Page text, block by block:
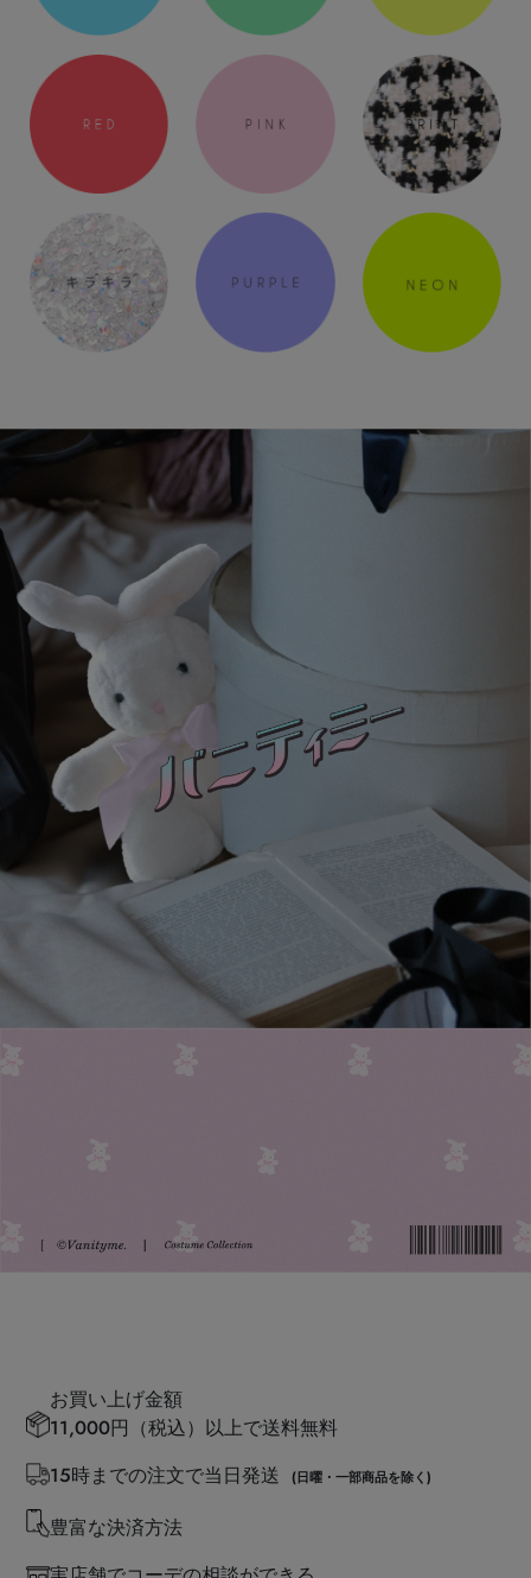
お買い上げ金額
11,000円（税込）以上で送料無料
15時までの注文で当日発送
(日曜・一部商品を除く)
豊富な決済方法